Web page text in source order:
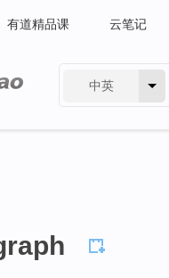
有道精品课 云笔记
中英